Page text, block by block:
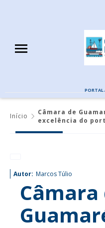
PORTAL
Início
Câmara de
excelência do
Autor: Marcos Túlio
Câmara